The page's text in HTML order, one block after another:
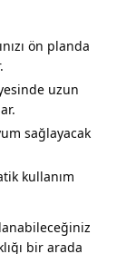
ön planda
uzun
sağlayacak
kullanım
bir arada